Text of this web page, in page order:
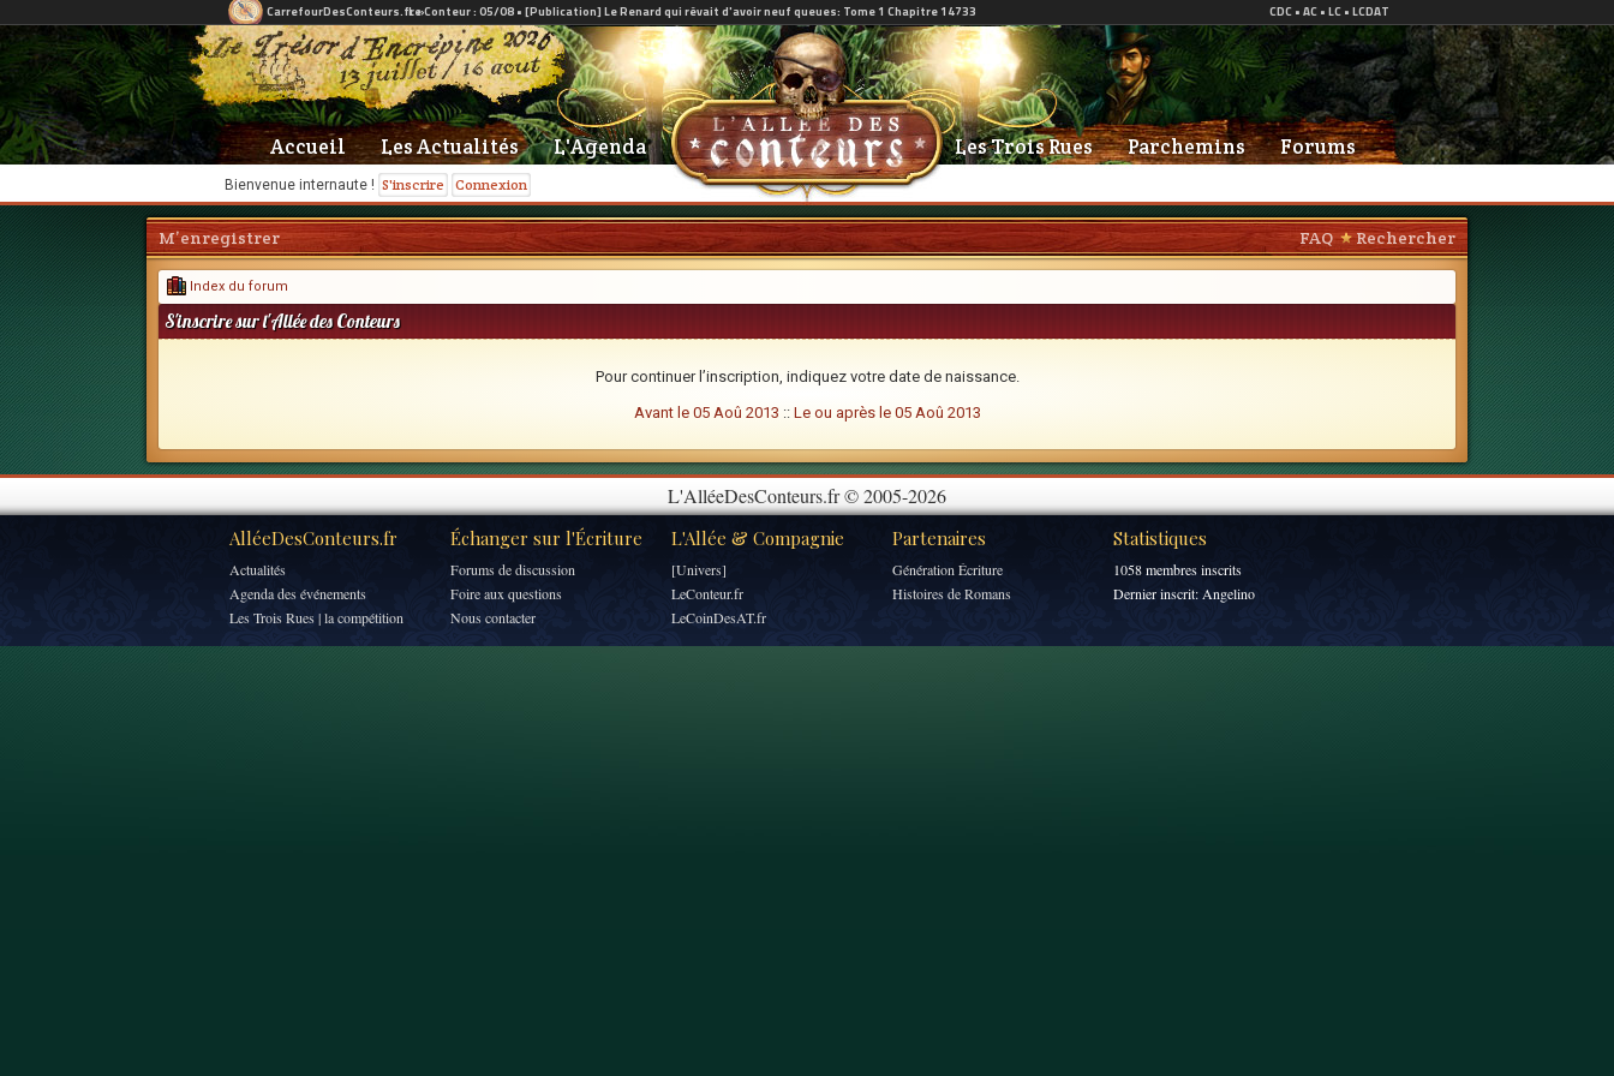
Bienvenue internaute ! S'inscrire Connexion
Accueil Les Actualités L'Agenda Les Trois Rues Parchemins Forums
FAQ Rechercher
M’enregistrer
Index du forum
S'inscrire sur l'Allée des Conteurs
Pour continuer l’inscription, indiquez votre date de naissance.
Avant le 05 Aoû 2013 :: Le ou après le 05 Aoû 2013
L'AlléeDesConteurs.fr © 2005-2026
AlléeDesConteurs.fr Échanger sur l'Écriture L'Allée & Compagnie Partenaires Statistiques
Actualités
Agenda des événements
Les Trois Rues | la compétition
Forums de discussion
Foire aux questions
Nous contacter
[Univers]
LeConteur.fr
LeCoinDesAT.fr
Génération Écriture
Histoires de Romans
1058 membres inscrits
Dernier inscrit: Angelino